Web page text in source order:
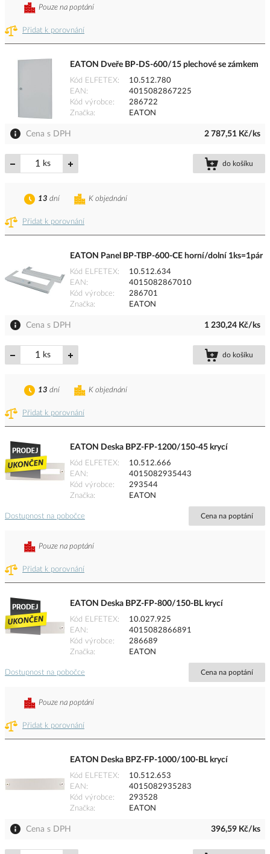
Přidat k porovnání
Pouze na poptání
EATON Dveře BP-DS-600/15 plechové se zámkem
Kód ELFETEX
10.512.780
EAN
4015082867225
Kód výrobce
286722
Značka
EATON
Cena s DPH 2 787,51 Kč/ks
ks do košíku
Přidat k porovnání
K objednání
13 dní
EATON Panel BP-TBP-600-CE horní/dolní 1ks=1pár
Kód ELFETEX
10.512.634
EAN
4015082867010
Kód výrobce
286701
Značka
EATON
Cena s DPH 1 230,24 Kč/ks
ks do košíku
Přidat k porovnání
K objednání
13 dní
EATON Deska BPZ-FP-1200/150-45 krycí
Kód ELFETEX
10.512.666
EAN
4015082935443
Kód výrobce
293544
Značka
EATON
Dostupnost na pobočce Cena na poptání
Přidat k porovnání
Pouze na poptání
EATON Deska BPZ-FP-800/150-BL krycí
Kód ELFETEX
10.027.925
EAN
4015082866891
Kód výrobce
286689
Značka
EATON
Dostupnost na pobočce Cena na poptání
Přidat k porovnání
Pouze na poptání
EATON Deska BPZ-FP-1000/100-BL krycí
Kód ELFETEX
10.512.653
EAN
4015082935283
Kód výrobce
293528
Značka
EATON
Cena s DPH 396,59 Kč/ks